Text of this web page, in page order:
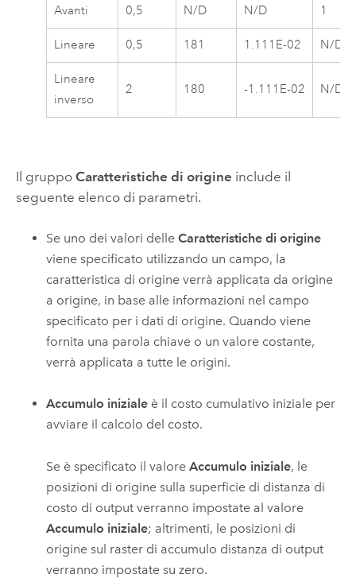
Avanti 0,5 N/D N/D 1
Lineare 0,5 181 1.111E-02 N/D
Lineare
inverso
2 180 -1.111E-02 N/D
Il gruppo Caratteristiche di origine include il
seguente elenco di parametri.
Se uno dei valori delleCaratteristiche di origine
viene specificato utilizzando un campo, la
caratteristica di origine verrà applicata da origine
a origine, in base alle informazioni nel campo
specificato per i dati di origine. Quando viene
fornita una parola chiave o un valore costante,
verrà applicata a tutte le origini.
Accumulo iniziale è il costo cumulativo iniziale per
avviare il calcolo del costo.
Se è specificato il valoreAccumulo iniziale, le
posizioni di origine sulla superficie di distanza di
costo di output verranno impostate al valore
Accumulo iniziale; altrimenti, le posizioni di
origine sul raster di accumulo distanza di output
verranno impostate su zero.